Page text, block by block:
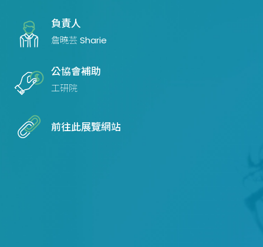
負責人
詹曉芸 Sharie
公協會補助
工研院
前往此展覽網站